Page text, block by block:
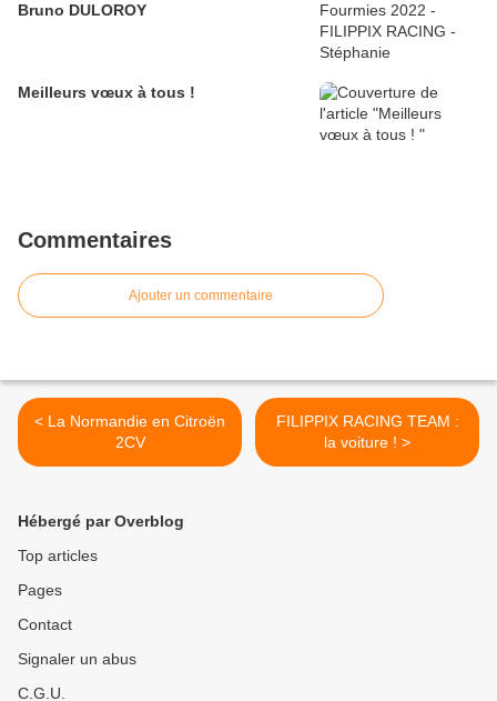
Bruno DULOROY
Meilleurs vœux à tous !
Commentaires
Ajouter un commentaire
< La Normandie en Citroën
2CV
FILIPPIX RACING TEAM :
la voiture ! >
Hébergé par Overblog
Top articles
Pages
Contact
Signaler un abus
C.G.U.